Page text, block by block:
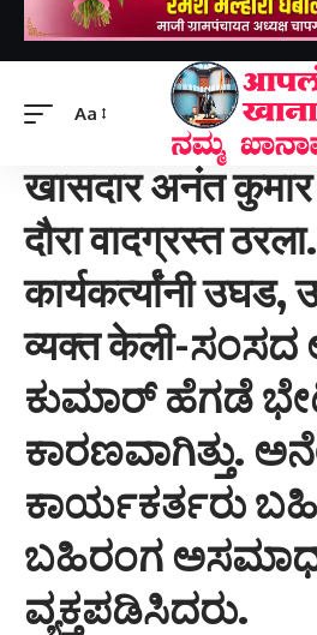
Aa
खानापूर तालुका>खासदार अनंत कुमार हेगडे यांचा दौरा वादग्रस्त ठरला. अनेक कार्यकर्त्यांनी उघड,
खासदार अनंत कुमार
दौरा वादग्रस्त
कार्यकर्त्यांनी उघड,
व्यक्त केली-
ಕುಮಾರ್ ಹೆಗಡೆ
ಕಾರಣವಾಗಿತ್ತು.
ಕಾರ್ಯಕರ್ತರು
ಬಹಿರಂಗ
ವ್ಯಕ್ತಪಡಿಸಿದರು.